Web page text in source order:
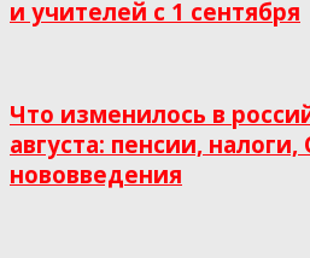
и учителей с 1 сентября
Что изменилось в
августа: пенсии,
нововведения